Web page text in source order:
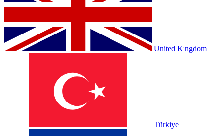
United Kingdom
Türkiye